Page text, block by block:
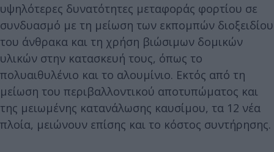
υψηλότερες δυνατότητες μεταφοράς φορτίου σε
συνδυασμό με τη μείωση των εκπομπών διοξειδίου
του άνθρακα και τη χρήση βιώσιμων δομικών
υλικών στην κατασκευή τους, όπως το
πολυαιθυλένιο και το αλουμίνιο. Εκτός από τη
μείωση του περιβαλλοντικού αποτυπώματος και
της μειωμένης κατανάλωσης καυσίμου, τα 12 νέα
πλοία, μειώνουν επίσης και το κόστος συντήρησης.